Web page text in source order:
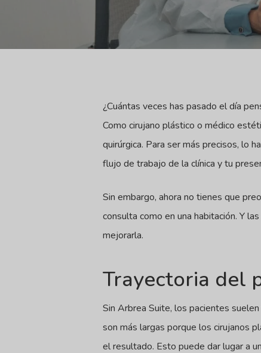
¿Cuántas veces has pasado el día
Como cirujano plástico o médico
quirúrgica. Para ser más precisos, lo
flujo de trabajo de la clínica y tu
Sin embargo, ahora no tienes que
consulta como en una habitación. Y
mejorarla.
Trayectoria del
Sin Arbrea Suite, los pacientes
son más largas porque los cirujanos
el resultado. Esto puede dar lugar a